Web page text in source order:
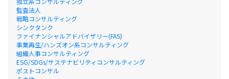
監査法人
戦略コンサルティング
シンクタンク
ファイナンシャルアドバイザリー(FAS)
事業再生/ハンズオン系コンサルティング
組織人事コンサルティング
ESG/SDGs/サステナビリティコンサルティング
ポストコンサル